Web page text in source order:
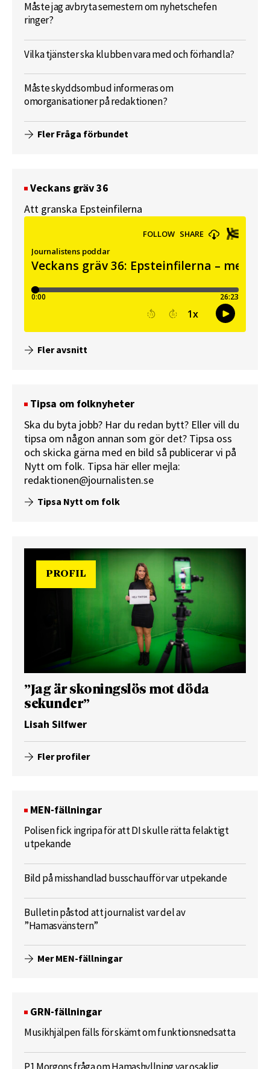
Måste jag avbryta semestern om nyhetschefen
ringer?
Vilka tjänster ska klubben vara med och förhandla?
Måste skyddsombud informeras om
omorganisationer på redaktionen?
Fler Fråga förbundet
Veckans gräv 36
Att granska Epsteinfilerna
Fler avsnitt
Tipsa om folknyheter
Ska du byta jobb? Har du redan bytt? Eller vill du
tipsa om någon annan som gör det? Tipsa oss
och skicka gärna med en bild så publicerar vi på
Nytt om folk. Tipsa här eller mejla:
redaktionen@journalisten.se
Tipsa Nytt om folk
PROFIL
”Jag är skoningslös mot döda
sekunder”
Lisah Silfwer
Fler profiler
MEN-fällningar
Polisen fick ingripa för att DI skulle rätta felaktigt
utpekande
Bild på misshandlad busschaufför var utpekande
Bulletin påstod att journalist var del av
”Hamasvänstern”
Mer MEN-fällningar
GRN-fällningar
Musikhjälpen fälls för skämt om funktionsnedsatta